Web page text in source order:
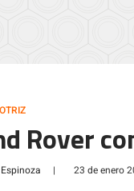
Rover
| 23 de enero